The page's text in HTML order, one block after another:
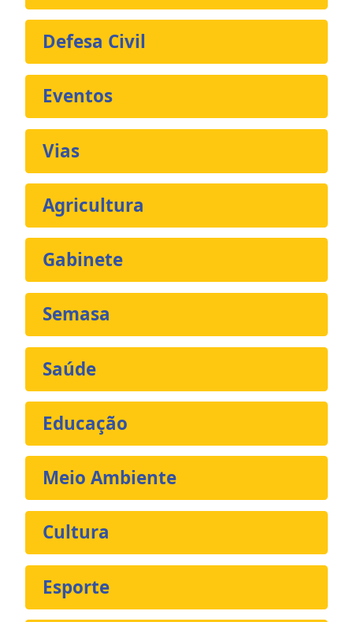
Defesa Civil
Eventos
Vias
Agricultura
Gabinete
Semasa
Saúde
Educação
Meio Ambiente
Cultura
Esporte